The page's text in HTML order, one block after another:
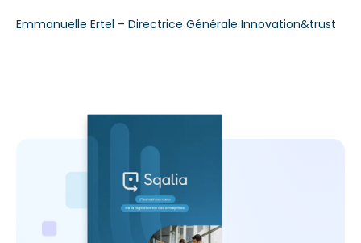
Emmanuelle Ertel – Directrice Générale Innovation&trust